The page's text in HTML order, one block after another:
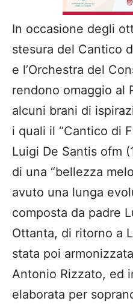
In occasione degli
stesura del Cantico
e l’Orchestra del
rendono omaggio al
alcuni brani di
i quali il “Cantico di
Luigi De Santis ofm
di una “bellezza
avuto una lunga
composta da padre
Ottanta, di ritorno a
stata poi
Antonio Rizzato, ed
elaborata per